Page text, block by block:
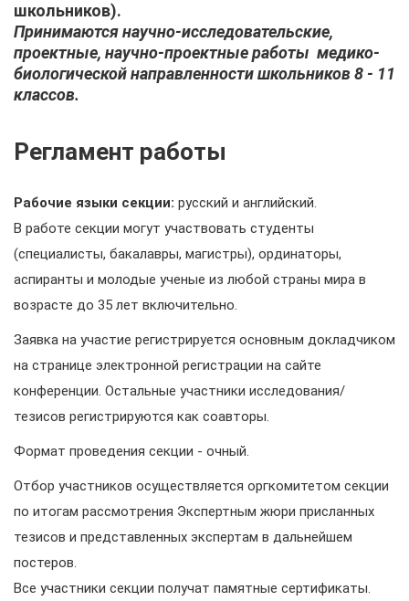
школьников).
Принимаются научно-исследовательские,
проектные, научно-проектные работы медико-
биологической направленности школьников 8 - 11
классов.
Регламент работы
Рабочие языки секции: русский и английский.
В работе секции могут участвовать студенты
(специалисты, бакалавры, магистры), ординаторы,
аспиранты и молодые ученые из любой страны мира в
возрасте до 35 лет включительно.
Заявка на участие регистрируется основным докладчиком
на странице электронной регистрации на сайте
конференции. Остальные участники исследования/
тезисов регистрируются как соавторы.
Формат проведения секции - очный.
Отбор участников осуществляется оргкомитетом секции
по итогам рассмотрения Экспертным жюри присланных
тезисов и представленных экспертам в дальнейшем
постеров.
Все участники секции получат памятные сертификаты.